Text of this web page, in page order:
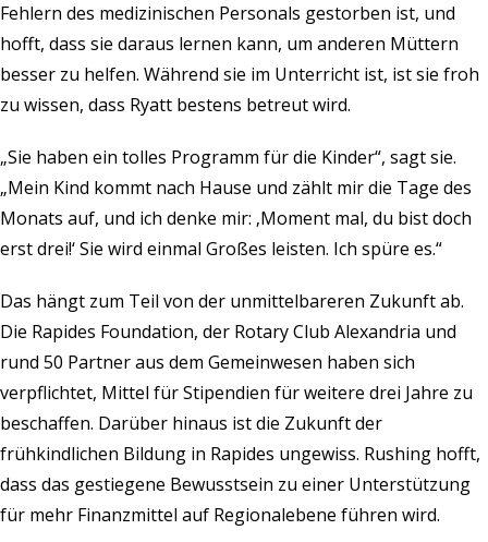
Fehlern des medizinischen Personals gestorben ist, und
hofft, dass sie daraus lernen kann, um anderen Müttern
besser zu helfen. Während sie im Unterricht ist, ist sie froh
zu wissen, dass Ryatt bestens betreut wird.
„Sie haben ein tolles Programm für die Kinder“, sagt sie.
„Mein Kind kommt nach Hause und zählt mir die Tage des
Monats auf, und ich denke mir: ‚Moment mal, du bist doch
erst drei!‘ Sie wird einmal Großes leisten. Ich spüre es.“
Das hängt zum Teil von der unmittelbareren Zukunft ab.
Die Rapides Foundation, der Rotary Club Alexandria und
rund 50 Partner aus dem Gemeinwesen haben sich
verpflichtet, Mittel für Stipendien für weitere drei Jahre zu
beschaffen. Darüber hinaus ist die Zukunft der
frühkindlichen Bildung in Rapides ungewiss. Rushing hofft,
dass das gestiegene Bewusstsein zu einer Unterstützung
für mehr Finanzmittel auf Regionalebene führen wird.